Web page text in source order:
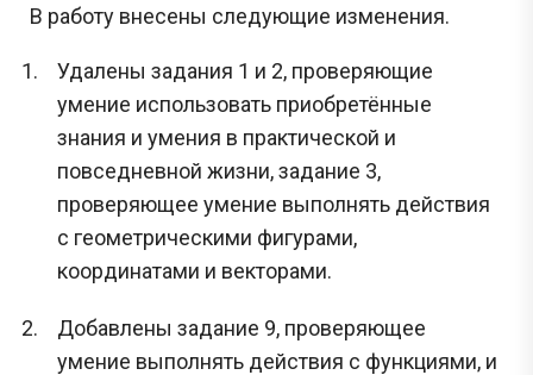
В работу внесены следующие изменения.
Удалены задания 1 и 2, проверяющие
умение использовать приобретённые
знания и умения в практической и
повседневной жизни, задание 3,
проверяющее умение выполнять действия
с геометрическими фигурами,
координатами и векторами.
Добавлены задание 9, проверяющее
умение выполнять действия с функциями, и